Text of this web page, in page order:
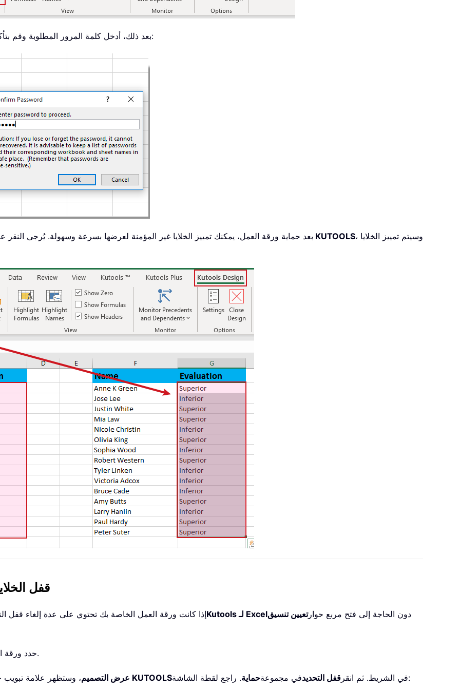
. بعد ذلك، أدخل كلمة المرور المطلوبة وقم بتأكيدها في مربعات الحوار المنبثقة. راجع لقطة الشاشة:
. بعد حماية ورقة العمل، يمكنك تمييز الخلايا غير المؤمنة لعرضها بسرعة وسهولة. يُرجى النقر تصميم KUTOOLS، وسيتم تمييز الخلايا
قفل
إذا كانت ورقة العمل الخاصة بك تحتوي على عدة إلغاء قفل Kutools لـ Excel دون الحاجة إلى فتح مربع حوارتعيين تنسيق
. حدد ورقة العمل بأكملها التي تريد قفلها أو إلغاء قفل التحديد فيها.
عرض التصميم، وستظهر علامة تبويب تصميم KUTOOLS في الشريط. ثم انقر قفل التحديدفي مجموعةحماية . راجع لقطة الشاشة: